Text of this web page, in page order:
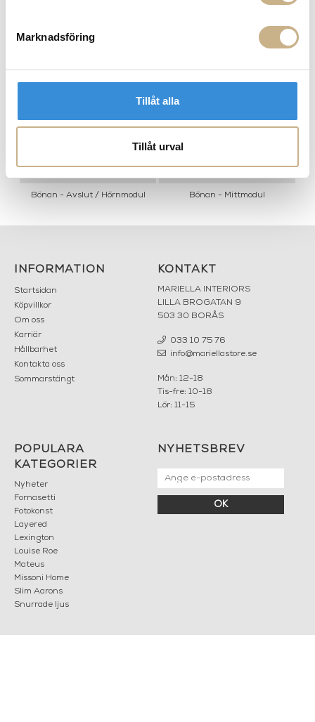
Marknadsföring
Tillåt alla
Tillåt urval
PRODUKTVARIANTER
Bönan - Avslut / Hörnmodul Bönan - Mittmodul
INFORMATION
Startsidan
Köpvillkor
Om oss
Karriär
Hållbarhet
Kontakta oss
Sommarstängt
KONTAKT
MARIELLA INTERIORS
LILLA BROGATAN 9
503 30 BORÅS
033 10 75 76
info@mariellastore.se
Mån: 12-18
Tis-fre: 10-18
Lör: 11-15
POPULÄRA
KATEGORIER
Nyheter
Fornasetti
Fotokonst
Layered
Lexington
Louise Roe
Mateus
Missoni Home
Slim Aarons
Snurrade ljus
NYHETSBREV
OK